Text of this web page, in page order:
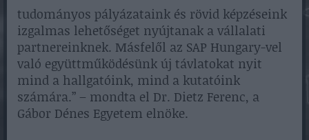
tudományos pályázataink és rövid képzéseink
izgalmas lehetőséget nyújtanak a vállalati
partnereinknek. Másfelől az SAP Hungary-vel
való együttműködésünk új távlatokat nyit
mind a hallgatóink, mind a kutatóink
számára.” – mondta el Dr. Dietz Ferenc, a
Gábor Dénes Egyetem elnöke.